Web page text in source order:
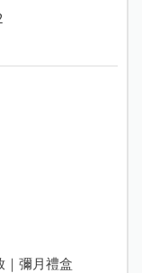
｜彌月禮盒